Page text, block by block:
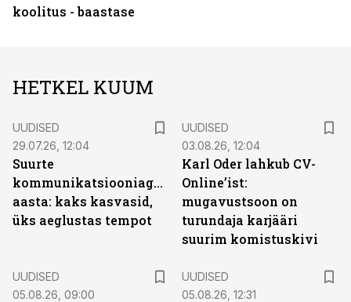
koolitus - baastase
HETKEL KUUM
UUDISED
29.07.26, 12:04
Suurte
kommunikatsiooniagentuuride
aasta: kaks kasvasid,
üks aeglustas tempot
UUDISED
03.08.26, 12:04
Karl Oder lahkub CV-
Online’ist:
mugavustsoon on
turundaja karjääri
suurim komistuskivi
UUDISED
05.08.26, 09:00
UUDISED
05.08.26, 12:31